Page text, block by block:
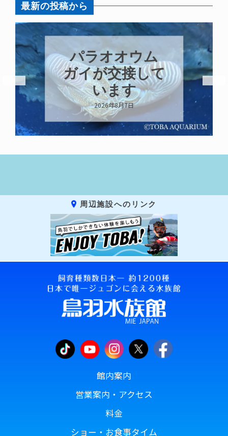
最新の投稿から
パラオオウム
ガイが交接して
います
2026年8月7日
周辺施設へのリンク
館内案内
営業案内・アクセス
料金
ショー・お食事タイム